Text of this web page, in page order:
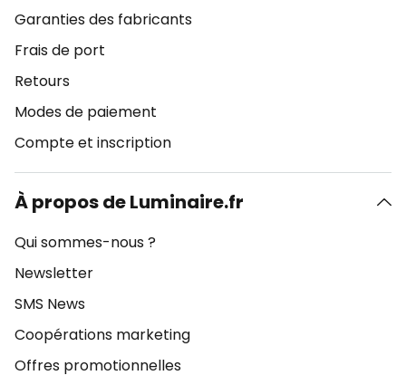
Garanties des fabricants
Frais de port
Retours
Modes de paiement
Compte et inscription
À propos de Luminaire.fr
Qui sommes-nous ?
Newsletter
SMS News
Coopérations marketing
Offres promotionnelles